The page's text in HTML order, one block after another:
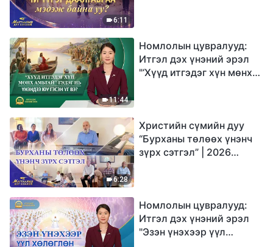
6:11
11:44
Номлолын цувралууд:
Итгэл дэх үнэний эрэл
"‘Хүүд итгэдэг хүн мөнх
6:28
Христийн сүмийн дуу
“Бурханы төлөөх үнэнч
зүрх сэтгэл” | 2026
Номлолын цувралууд:
Итгэл дэх үнэний эрэл
"Эзэн үнэхээр үүл